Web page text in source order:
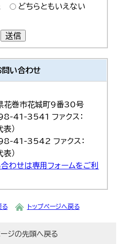
どちらともいえない
送信
問い合わせ
巻市花城町9番30号
41-3541 ファクス：
）
41-3542 ファクス：
）
わせは専用フォームをご利
る トップページへ戻る
ジの先頭へ戻る